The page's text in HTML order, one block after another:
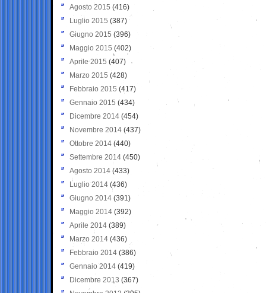
Agosto 2015 (416)
Luglio 2015 (387)
Giugno 2015 (396)
Maggio 2015 (402)
Aprile 2015 (407)
Marzo 2015 (428)
Febbraio 2015 (417)
Gennaio 2015 (434)
Dicembre 2014 (454)
Novembre 2014 (437)
Ottobre 2014 (440)
Settembre 2014 (450)
Agosto 2014 (433)
Luglio 2014 (436)
Giugno 2014 (391)
Maggio 2014 (392)
Aprile 2014 (389)
Marzo 2014 (436)
Febbraio 2014 (386)
Gennaio 2014 (419)
Dicembre 2013 (367)